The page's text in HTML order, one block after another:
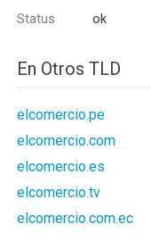
Status ok
En Otros TLD
elcomercio.pe
elcomercio.com
elcomercio.es
elcomercio.tv
elcomercio.com.ec